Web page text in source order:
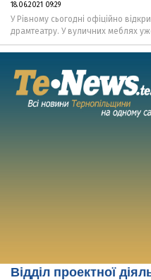
18.06.2021 09:29
У Рівному сьогодні офіційно
драмтеатру. У вуличних меблях
Відділ проектної